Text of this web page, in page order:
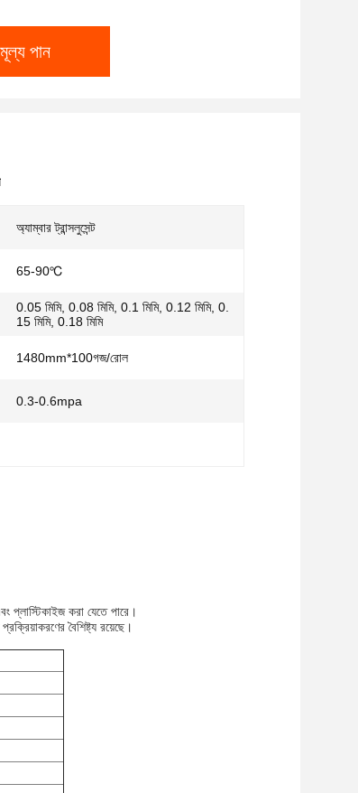
পান
অ্যাম্বার ট্রান্সলুসেন্ট
65-90℃
0.05 মিমি, 0.08 মিমি, 0.1 মিমি, 0.12 মিমি, 0.
15 মিমি, 0.18 মিমি
1480mm*100গজ/রোল
0.3-0.6mpa
প্লাস্টিকাইজ করা যেতে পারে।
বৈশিষ্ট্য রয়েছে।